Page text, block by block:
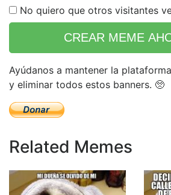
No quiero que otros visitantes
CREAR MEME
Ayúdanos a mantener la
y eliminar todos estos banners. 🥺
Related Memes